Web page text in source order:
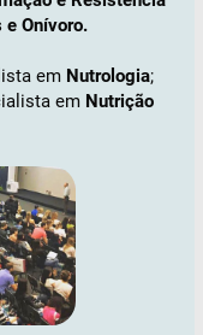
Onívoro.
em Nutrologia;
em Nutrição